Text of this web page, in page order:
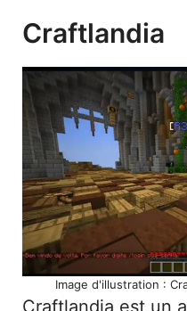
Craftlandia
Image d'illustration :
Craftlandia est un